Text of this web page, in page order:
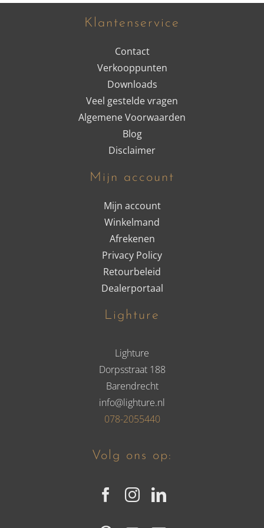
Klantenservice
Contact
Verkooppunten
Downloads
Veel gestelde vragen
Algemene Voorwaarden
Blog
Disclaimer
Mijn account
Mijn account
Winkelmand
Afrekenen
Privacy Policy
Retourbeleid
Dealerportaal
Lighture
Lighture
Dorpsstraat 188
Barendrecht
info@lighture.nl
078-2055440
Volg ons op: